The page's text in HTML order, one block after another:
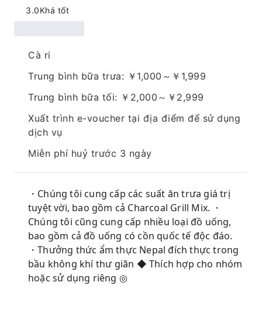
3.0Khá tốt
Cà ri
Trung bình bữa trưa: ￥1,000～￥1,999
Trung bình bữa tối: ￥2,000～￥2,999
Xuất trình e-voucher tại địa điểm để sử dụng
dịch vụ
Miễn phí huỷ trước 3 ngày
・Chúng tôi cung cấp các suất ăn trưa giá trị
tuyệt vời, bao gồm cả Charcoal Grill Mix. ・
Chúng tôi cũng cung cấp nhiều loại đồ uống,
bao gồm cả đồ uống có cồn quốc tế độc đáo.
・Thưởng thức ẩm thực Nepal đích thực trong
bầu không khí thư giãn ◆ Thích hợp cho nhóm
hoặc sử dụng riêng ◎